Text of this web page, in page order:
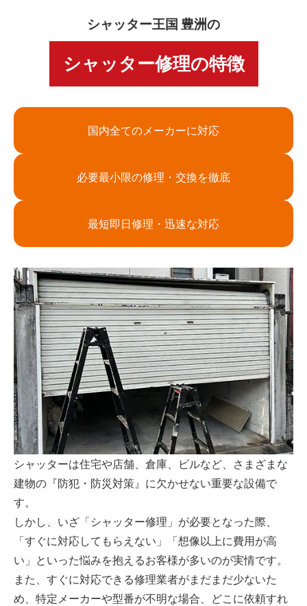
シャッター王国 豊洲の
シャッター修理の特徴
国内全てのメーカーに対応
必要最小限の修理・交換を徹底
最短即日修理・迅速な対応
シャッターは住宅や店舗、倉庫、ビルなど、さまざまな
建物の『防犯・防災対策』に欠かせない重要な設備で
す。
しかし、いざ「シャッター修理」が必要となった際、
「すぐに対応してもらえない」「想像以上に費用が高
い」といった悩みを抱えるお客様が多いのが実情です。
また、すぐに対応できる修理業者がまだまだ少ないた
め、特定メーカーや型番が不明な場合、どこに依頼すれ